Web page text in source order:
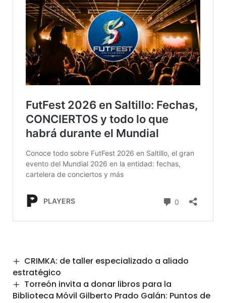
CRIMKA: de taller especializado a aliado
estratégico
Torreón invita a donar libros para la
Biblioteca Móvil Gilberto Prado Galán: Puntos de